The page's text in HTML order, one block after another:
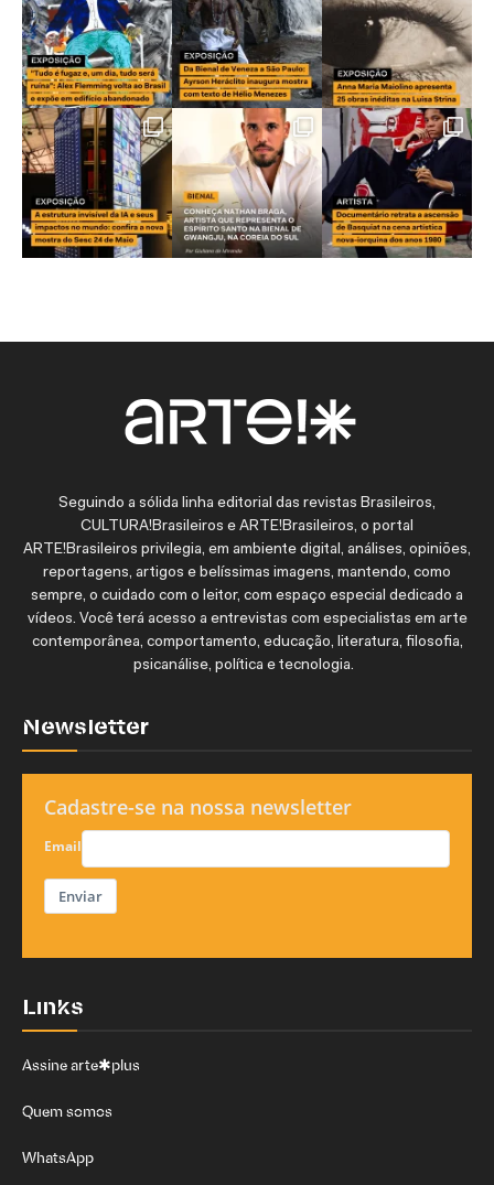
Seguindo a sólida linha editorial das revistas Brasileiros,
CULTURA!Brasileiros e ARTE!Brasileiros, o portal
ARTE!Brasileiros privilegia, em ambiente digital, análises, opiniões,
reportagens, artigos e belíssimas imagens, mantendo, como
sempre, o cuidado com o leitor, com espaço especial dedicado a
vídeos. Você terá acesso a entrevistas com especialistas em arte
contemporânea, comportamento, educação, literatura, filosofia,
psicanálise, política e tecnologia.
Newsletter
Cadastre-se na nossa newsletter
Email
Enviar
Links
Assine arte✱plus
Quem somos
WhatsApp